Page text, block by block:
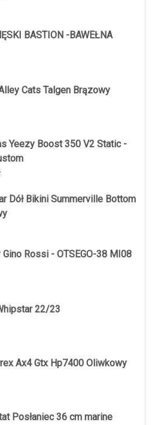
BASTION -BAWEŁNA
Cats Talgen Brązowy
Yeezy Boost 350 V2 Static -
Dół Bikini Summerville Bottom
Rossi - OTSEGO-38 MI08
22/23
Ax4 Gtx Hp7400 Oliwkowy
Posłaniec 36 cm marine